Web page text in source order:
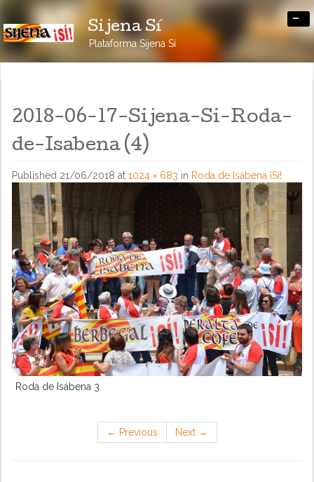
Sijena Sí
Plataforma Sijena Sí
-
2018-06-17-Sijena-Si-Roda-
de-Isabena (4)
Published 21/06/2018 at 1024 × 683 in Roda de Isábena ¡Sí!
Roda de Isábena 3
← Previous Next →